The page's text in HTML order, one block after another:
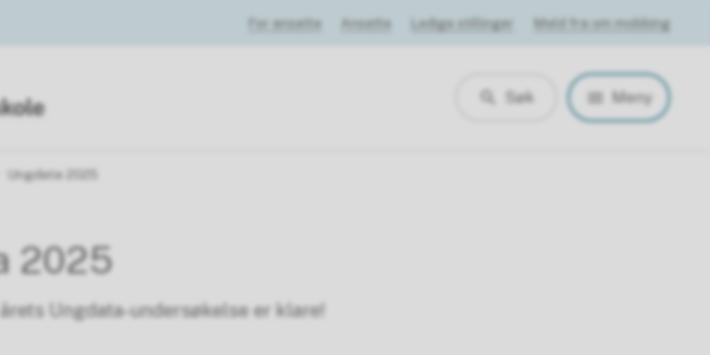
For ansatte Ansatte Ledige stillinger Meld fra om mobbing
Søk Meny
Ungdata 2025
2025
Ungdata-undersøkelse er klare!